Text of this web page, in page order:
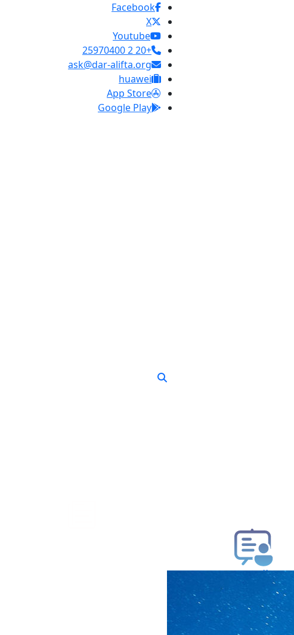
Facebook
X
Youtube
+20 2 25970400
ask@dar-alifta.org
huawei
App Store
Google Play
طلب فتوى
استعلام عن فتوى